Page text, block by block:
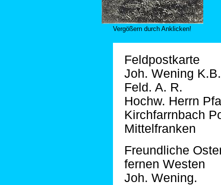
Vergößern durch Anklicken!
Feldpostkarte
Joh. Wening
Feld. A. R.
Hochw. Herrn
Kirchfarrnbach
Mittelfranken
Freundliche
fernen Westen
Joh. Wening.